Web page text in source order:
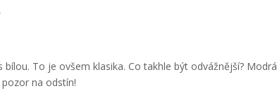
To je ovšem klasika. Co takhle být odvážnější? Modrá
na odstín!